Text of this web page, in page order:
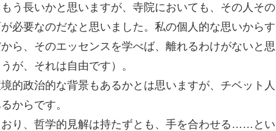
う長いかと思いますが、寺院においても、その人その
必要なのだなと思いました。私の個人的な思いからす
ら、そのエッセンスを学べば、離れるわけがないと思
が、それは自由です）。
的政治的な背景もあるかとは思いますが、チベット人
からです。
り、哲学的見解は持たずとも、手を合わせる……とい